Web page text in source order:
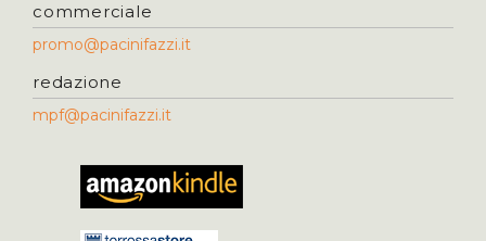
commerciale
promo@pacinifazzi.it
redazione
mpf@pacinifazzi.it